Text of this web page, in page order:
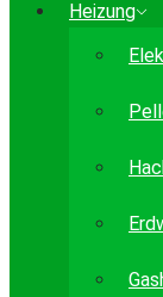
Heizung